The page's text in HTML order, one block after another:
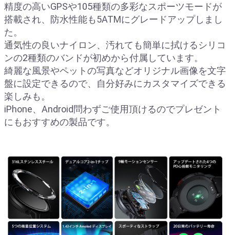
精度の高いGPSや105種類の多彩なスポーツモードが
搭載され、防水性能も5ATMにグレードアップしまし
た。
通気性の良いナイロン、汚れても簡単に拭けるシリコ
ンの2種類のバンドが初めから付属しています。
綺麗な風景やペットの写真などオリジナル画像を文字
盤に設定できるので、自分好みにカスタマイズできる
楽しみも。
iPhone、Android問わずご使用頂けるのでプレゼント
にもおすすめの製品です。